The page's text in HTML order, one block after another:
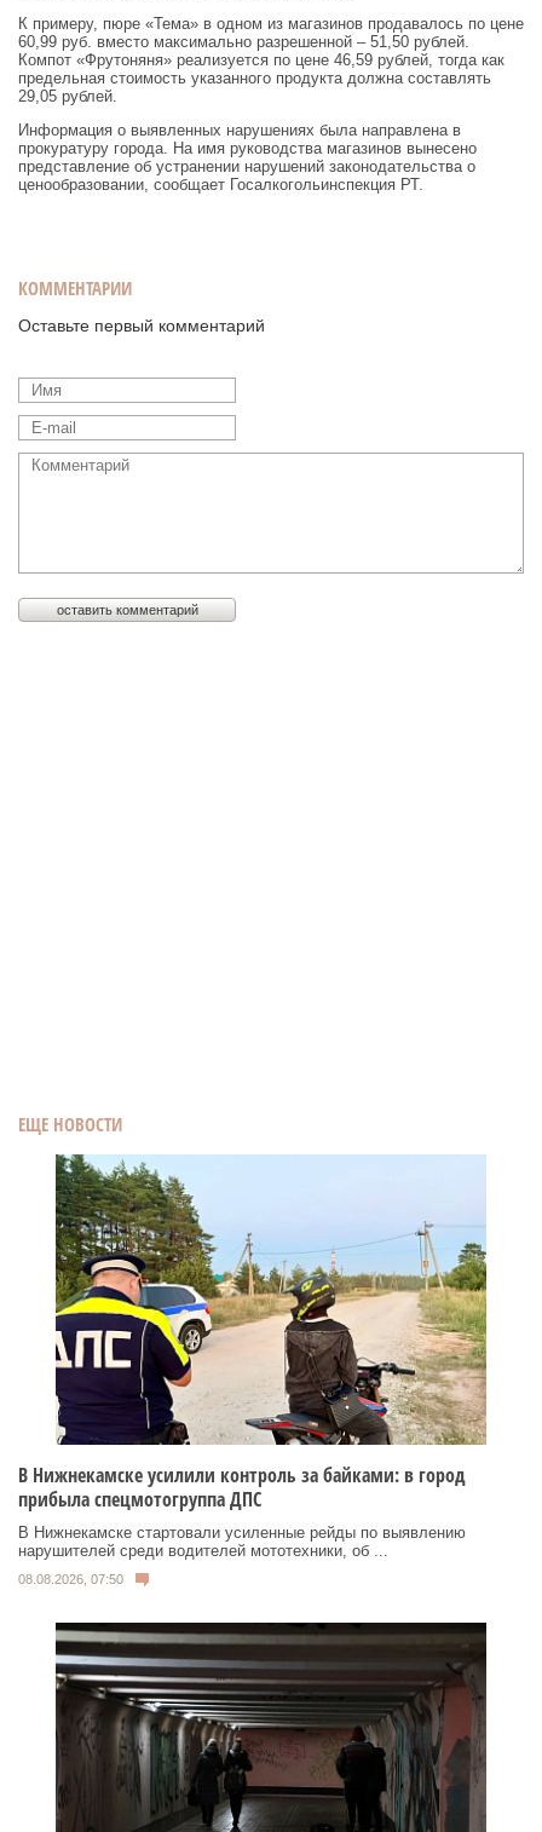
ЕЩЕ НОВОСТИ
В Нижнекамске усилили контроль за байками: в город
прибыла спецмотогруппа ДПС
В Нижнекамске стартовали усиленные рейды по выявлению
нарушителей среди водителей мототехники, об ...
08.08.2026, 07:50
К примеру, пюре «Тема» в одном из магазинов продавалось по цене
60,99 руб. вместо максимально разрешенной – 51,50 рублей.
Компот «Фрутоняня» реализуется по цене 46,59 рублей, тогда как
предельная стоимость указанного продукта должна составлять
29,05 рублей.
Информация о выявленных нарушениях была направлена в
прокуратуру города. На имя руководства магазинов вынесено
представление об устранении нарушений законодательства о
ценообразовании, сообщает Госалкогольинспекция РТ.
КОММЕНТАРИИ
Оставьте первый комментарий